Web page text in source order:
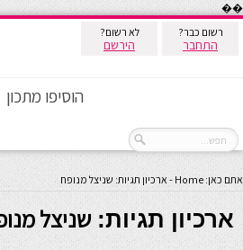
��
רשום כבר?
התחבר
לא רשום?
הירשם
הוסיפו מתכון
אתם כאן: Home
- ארכיון תגיות: שניצל מנופח
ארכיון תגיות:שניצל